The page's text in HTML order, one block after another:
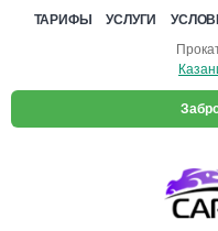
ТАРИФЫ УСЛУГИ